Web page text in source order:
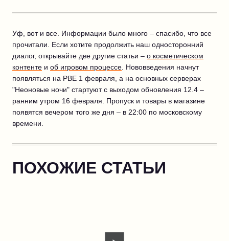
Уф, вот и все. Информации было много – спасибо, что все
прочитали. Если хотите продолжить наш односторонний
диалог, открывайте две другие статьи – о косметическом
контенте и об игровом процессе . Нововведения начнут
появляться на PBE 1 февраля, а на основных серверах
"Неоновые ночи" стартуют с выходом обновления 12.4 –
ранним утром 16 февраля. Пропуск и товары в магазине
появятся вечером того же дня – в 22:00 по московскому
времени.
ПОХОЖИЕ СТАТЬИ